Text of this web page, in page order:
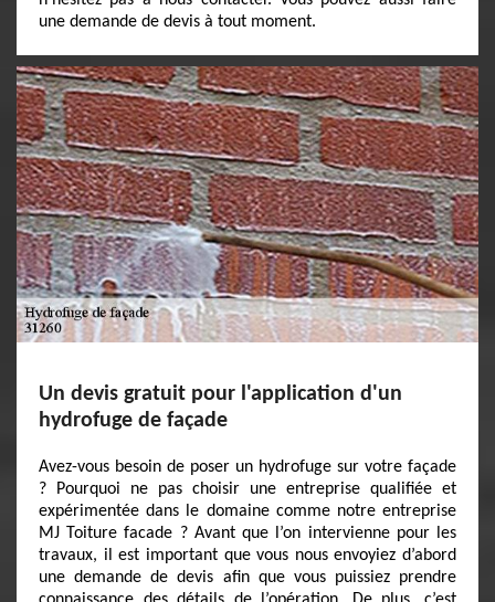
une demande de devis à tout moment.
Un devis gratuit pour l'application d'un
hydrofuge de façade
Avez-vous besoin de poser un hydrofuge sur votre façade
? Pourquoi ne pas choisir une entreprise qualifiée et
expérimentée dans le domaine comme notre entreprise
MJ Toiture facade ? Avant que l’on intervienne pour les
travaux, il est important que vous nous envoyiez d’abord
une demande de devis afin que vous puissiez prendre